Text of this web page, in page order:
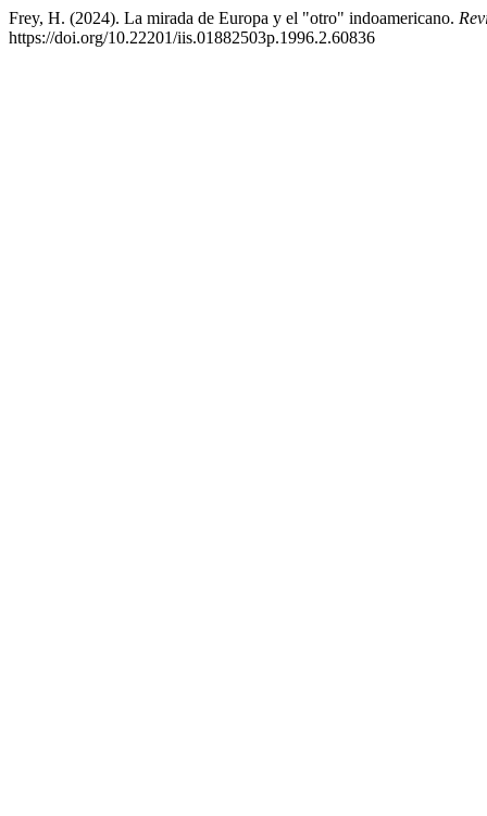
Frey, H. (2024). La mirada de Europa y el "otro" indoamericano.
https://doi.org/10.22201/iis.01882503p.1996.2.60836